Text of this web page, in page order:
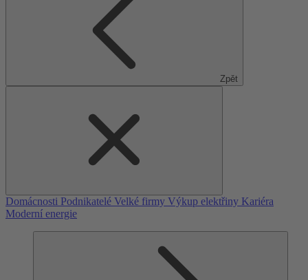
Zpět
Domácnosti Podnikatelé Velké firmy Výkup elektřiny Kariéra
Moderní energie